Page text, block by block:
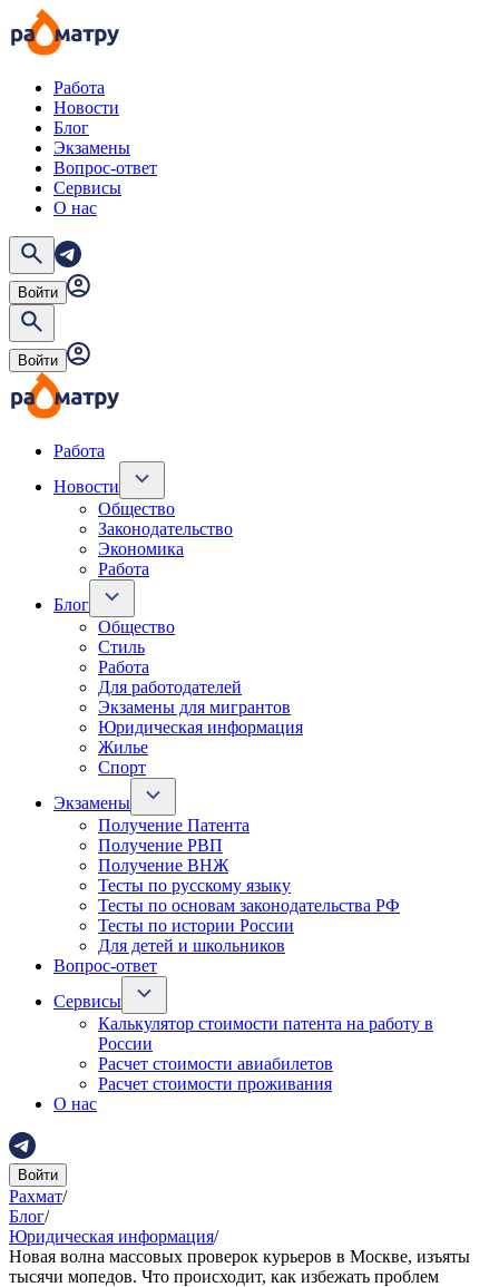
Работа
Новости
Блог
Экзамены
Вопрос-ответ
Сервисы
О нас
Войти
Войти
Работа
Новости
Общество
Законодательство
Экономика
Работа
Блог
Общество
Стиль
Работа
Для работодателей
Экзамены для мигрантов
Юридическая информация
Жилье
Спорт
Экзамены
Получение Патента
Получение РВП
Получение ВНЖ
Тесты по русскому языку
Тесты по основам законодательства РФ
Тесты по истории России
Для детей и школьников
Вопрос-ответ
Сервисы
Калькулятор стоимости патента на работу в
России
Расчет стоимости авиабилетов
Расчет стоимости проживания
О нас
Войти
Рахмат/
Блог/
Юридическая информация/
Новая волна массовых проверок курьеров в Москве, изъяты
тысячи мопедов. Что происходит, как избежать проблем